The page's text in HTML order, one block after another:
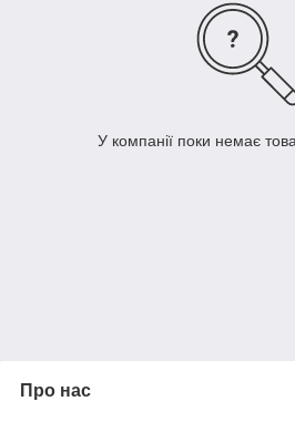
У компанії поки немає
Про нас